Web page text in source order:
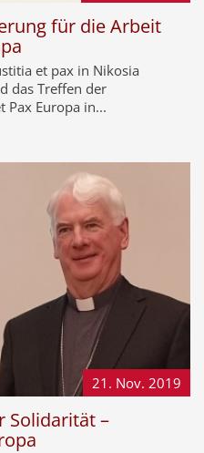
für die Arbeit
et pax in Nikosia
das Treffen der
Pax Europa in...
21. Nov. 2019
Solidarität –